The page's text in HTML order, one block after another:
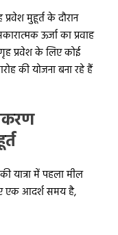
मुहूर्त के दौरान
ऊर्जा का प्रवाह
गृह प्रवेश के लिए कोई
की योजना बना रहे हैं
यात्रा में पहला मील
एक आदर्श समय है,